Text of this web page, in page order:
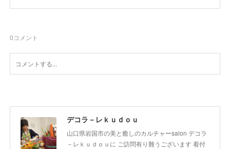
0コメント
デコラ－レｋｕｄｏｕ
山口県岩国市の美と癒しのカルチャーsalon デコラ
－レｋｕｄｏｕに ご訪問有り難うございます 着付